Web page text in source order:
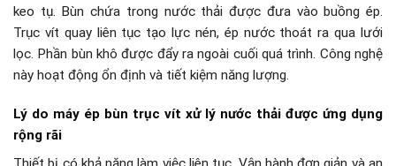
keo tụ. Bùn chứa trong nước thải được đưa vào buồng ép.
Trục vít quay liên tục tạo lực nén, ép nước thoát ra qua lưới
lọc. Phần bùn khô được đẩy ra ngoài cuối quá trình. Công nghệ
này hoạt động ổn định và tiết kiệm năng lượng.
Lý do máy ép bùn trục vít xử lý nước thải được ứng dụng
rộng rãi